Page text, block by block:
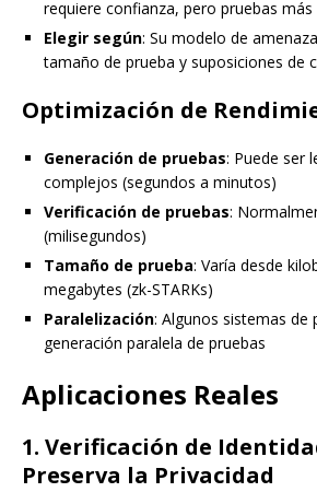
requiere confianza, pero pruebas más
Elegir según: Su modelo de
tamaño de prueba y suposiciones de
Optimización de
Generación de pruebas: Puede ser
complejos (segundos a minutos)
Verificación de pruebas:
(milisegundos)
Tamaño de prueba: Varía desde
megabytes (zk-STARKs)
Paralelización: Algunos sistemas de
generación paralela de pruebas
Aplicaciones Reales
1. Verificación de
Preserva la Privacidad